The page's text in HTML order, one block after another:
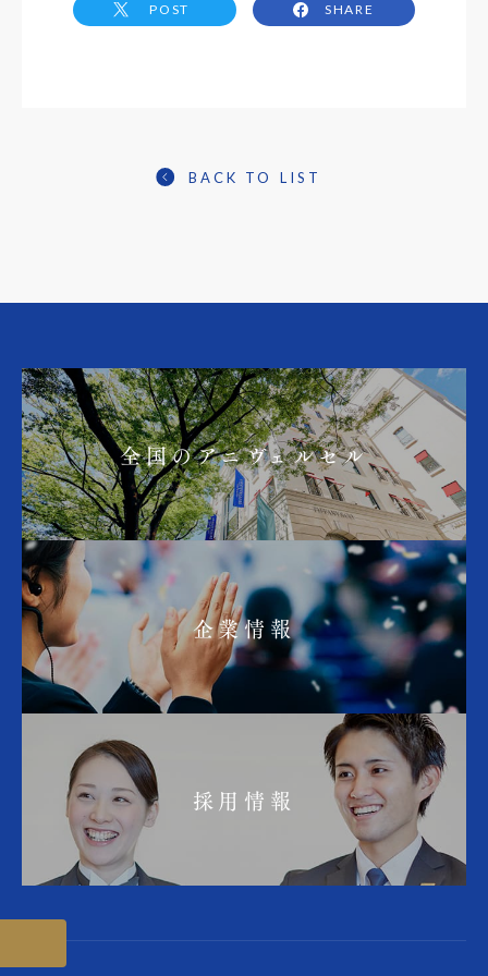
POST SHARE
BACK TO LIST
全国のアニヴェルセル
企業情報
採用情報